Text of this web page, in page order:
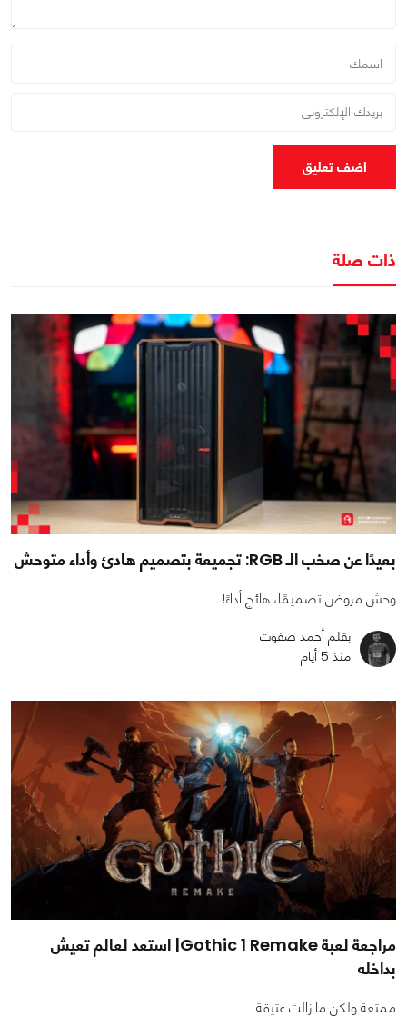
اضف تعليق
ذات صلة
بعيدًا عن صخب الـ RGB: تجميعة بتصميم هادئ وأداء متوحش
وحش مروض تصميمًا، هائج أداءً!
بقلم أحمد صفوت
منذ 5 أيام
مراجعة لعبة Gothic 1 Remake| استعد لعالم تعيش
بداخله
ممتعة ولكن ما زالت عتيقة